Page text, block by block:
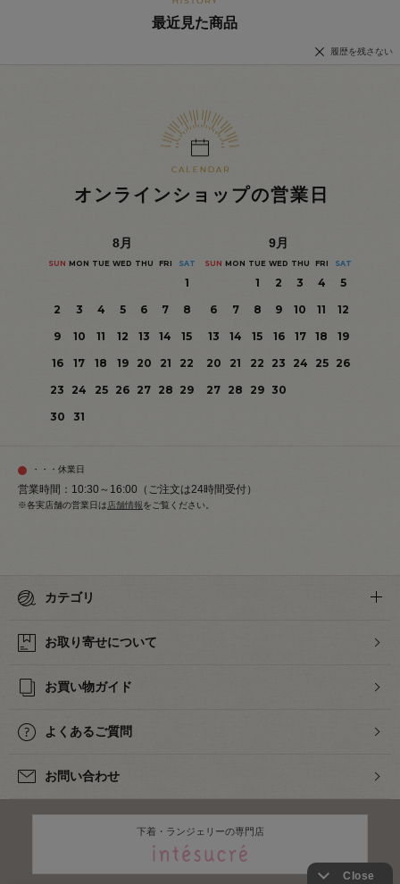
最近見た商品
履歴を残さない
オンラインショップの営業日
8月
SUN MON TUE WED THU FRI SAT
1
2
3 4 5 6 7
8
9
10 11 12 13 14
15
16
17 18 19 20 21
22
23
24 25 26 27 28 29
30
31
9月
SUN MON TUE WED THU FRI SAT
1 2 3 4
5
6
7 8 9 10 11
12
13
14 15 16 17 18
19
20
21 22 23 24 25
26
27 28 29 30
・・・休業日
営業時間：10:30～16:00（ご注文は24時間受付）
※各実店舗の営業日は店舗情報をご覧ください。
カテゴリ
お取り寄せについて
お買い物ガイド
よくあるご質問
お問い合わせ
下着・ランジェリーの専門店